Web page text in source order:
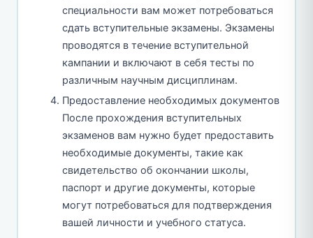
специальности вам может потребоваться
сдать вступительные экзамены. Экзамены
проводятся в течение вступительной
кампании и включают в себя тесты по
различным научным дисциплинам.
Предоставление необходимых документов
После прохождения вступительных
экзаменов вам нужно будет предоставить
необходимые документы, такие как
свидетельство об окончании школы,
паспорт и другие документы, которые
могут потребоваться для подтверждения
вашей личности и учебного статуса.